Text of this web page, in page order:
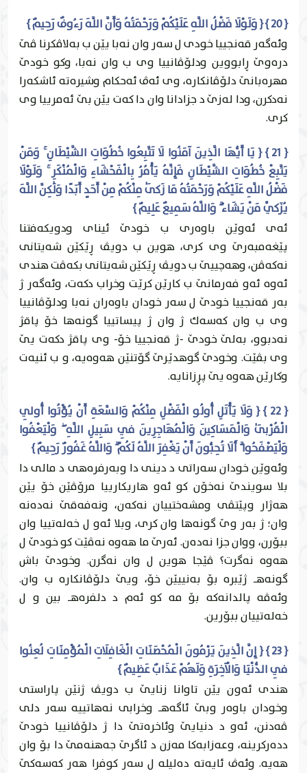
{ 20 } { وَلَوْلَا فَضْلُ اللَّهِ عَلَيْكُمْ وَرَحْمَتُهُ وَأَنَّ اللَّهَ رَءُوفٌ رَحِيمٌ }
وئه‌گه‌ر قه‌نجییا خودى ل سه‌ر وان نه‌با يێن ب به‌لاڤكرنا ڤێ
دره‌وێ ڕابووين ودلۆڤانییا وى ب وان نه‌با، وكو خودێ
مهره‌بانێ دلۆڤانكاره‌، وى ئه‌ڤ ئه‌حكام وشيره‌ته‌ ئاشكه‌را
نه‌دكرن، ودا له‌زێ د جزادانا وان دا كه‌ت يێن بێ ئه‌مرییا وى
كرى.
{ 21 } { يَا أَيُّهَا الَّذِينَ آمَنُوا لَا تَتَّبِعُوا خُطُوَاتِ الشَّيْطَانِ ۚ وَمَنْ
يَتَّبِعْ خُطُوَاتِ الشَّيْطَانِ فَإِنَّهُ يَأْمُرُ بِالْفَحْشَاءِ وَالْمُنْكَرِ ۚ وَلَوْلَا
فَضْلُ اللَّهِ عَلَيْكُمْ وَرَحْمَتُهُ مَا زَكَىٰ مِنْكُمْ مِنْ أَحَدٍ أَبَدًا وَلَٰكِنَّ اللَّهَ
يُزَكِّي مَنْ يَشَاءُ ۗ وَاللَّهُ سَمِيعٌ عَلِيمٌ }
ئه‌ى ئه‌وێن باوه‌رى ب خودێ ئيناى ودويكه‌فتنا
پێغه‌مبه‌رێ وى كرى، هوين ب دويڤ ڕێكێن شه‌يتانى
نه‌كه‌ڤن، وهه‌چییێ ب دويڤ ڕێكێن شه‌يتانى بكه‌ڤت هندى
ئه‌وه‌ ئه‌و فه‌رمانێ ب كارێن كرێت وخراب دكه‌ت، وئه‌گه‌ر ژ
به‌ر قه‌نجییا خودێ ل سه‌ر خودان باوه‌ران نه‌با ودلۆڤانییا
وى ب وان كه‌سه‌ك ژ وان ژ پيساتییا گونه‌ها خۆ پاقژ
نه‌دبوو، به‌لێ خودێ -ژ قه‌نجییا خۆ- وى پاقژ دكه‌ت يێ
وى بڤێت. وخودێ گوهدێرێ گۆتنێن هه‌وه‌يه‌، و ب ئنيه‌ت
وكارێن هه‌وه‌ يێ پڕزانايه‌.
{ 22 } { وَلَا يَأْتَلِ أُولُو الْفَضْلِ مِنْكُمْ وَالسَّعَةِ أَنْ يُؤْتُوا أُولِي
الْقُرْبَىٰ وَالْمَسَاكِينَ وَالْمُهَاجِرِينَ فِي سَبِيلِ اللَّهِ ۖ وَلْيَعْفُوا
وَلْيَصْفَحُوا ۗ أَلَا تُحِبُّونَ أَنْ يَغْفِرَ اللَّهُ لَكُمْ ۗ وَاللَّهُ غَفُورٌ رَحِيمٌ }
وئه‌وێن خودان سه‌راتى د دينى دا وبه‌رفره‌هى د مالی دا
بلا سويندێ نه‌خۆن كو ئه‌و هاريكارییا مرۆڤێن خۆ يێن
هه‌ژار وپێتڤى ومشه‌ختییان نه‌كه‌ن، ونه‌فه‌قێ نه‌ده‌نه‌
وان؛ ژ به‌ر وێ گونه‌ها وان كرى، وبلا ئه‌و ل خه‌له‌تییا وان
ببۆرن، ووان جزا نه‌ده‌ن. ئه‌رێ ما هه‌وه‌ نه‌ڤێت كو خودێ ل
هه‌وه‌ نه‌گرت؟ ڤێجا هوين ل وان نه‌گرن. وخودێ باش
گونه‌هـ ژێبره‌ بۆ به‌نییێن خۆ، ويێ دلۆڤانكاره‌ ب وان.
وئه‌ڤه‌ پالدانه‌كه‌ بۆ مه‌ كو ئه‌م د دلفره‌هـ بين و ل
خه‌له‌تییان ببۆرين.
{ 23 } { إِنَّ الَّذِينَ يَرْمُونَ الْمُحْصَنَاتِ الْغَافِلَاتِ الْمُؤْمِنَاتِ لُعِنُوا
فِي الدُّنْيَا وَالْآخِرَةِ وَلَهُمْ عَذَابٌ عَظِيمٌ }
هندى ئه‌ون يێن تاوانا زنايێ ب دويڤ ژنێن پاراستى
وخودان باوه‌ر وبێ ئاگه‌هـ وخرابى نه‌هاتییه‌ سه‌ر دلی
ڤه‌دنن، ئه‌و د دنيايێ وئاخره‌تێ دا ژ دلۆڤانییا خودێ
دده‌ركرينه‌، وعه‌زابه‌كا مه‌زن د ئاگرێ جه‌هنه‌مێ دا بۆ وان
هه‌يه‌. وئه‌ڤ ئايه‌ته‌ ده‌ليله‌ ل سه‌ر كوفرا هه‌ر كه‌سه‌كێ